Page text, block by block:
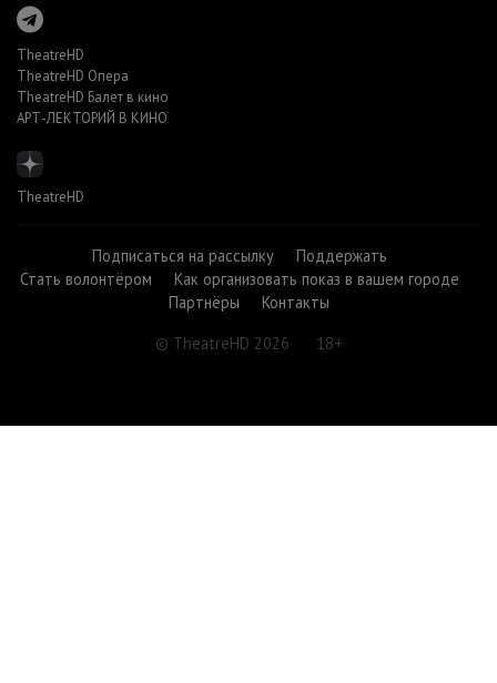
TheatreHD
TheatreHD Опера
TheatreHD Балет в кино
АРТ-ЛЕКТОРИЙ В КИНО
TheatreHD
Подписаться на рассылку
Поддержать
Стать волонтёром
Как организовать показ в вашем городе
Партнёры
Контакты
© TheatreHD 2026
18+